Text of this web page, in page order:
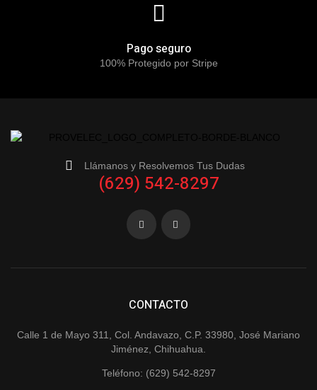
Pago seguro
100% Protegido por Stripe
Llámanos y Resolvemos Tus Dudas
(629) 542-8297
CONTACTO
Calle 1 de Mayo 311, Col. Andavazo, C.P. 33980, José Mariano
Jiménez, Chihuahua.
Teléfono: (629) 542-8297